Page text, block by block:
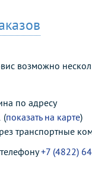
возможно
по адресу
(показать на карте)
транспортные
+7 (4822)